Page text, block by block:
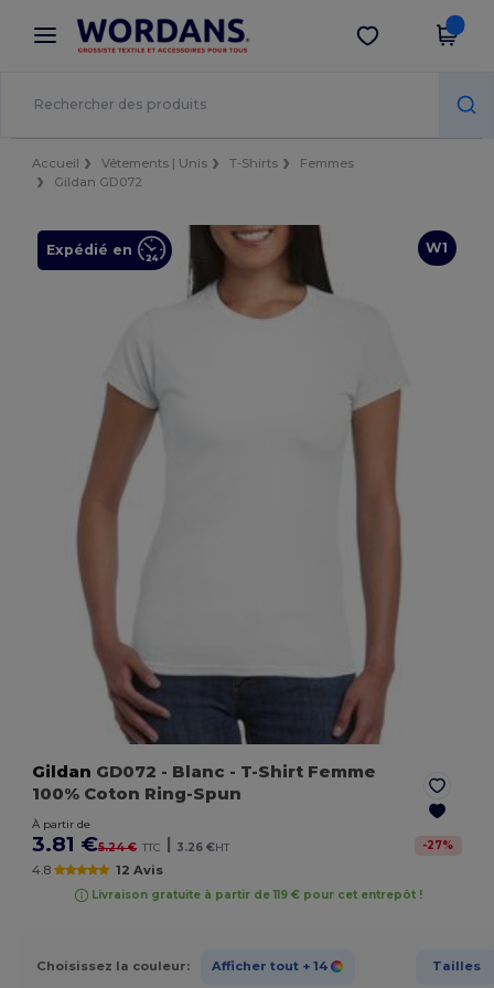
× Appli Wordans
Meilleurs prix sur l’app !
Obtenir l'appli
Accueil Vêtements | Unis T-Shirts
Femmes
Gildan GD072
W1
Expédié en
Gildan GD072 - Blanc - T-Shirt Femme
100% Coton Ring-Spun
À partir de
3.81 €5.24 € TTC | 3.26 €HT -27%
4.8 12 Avis
Livraison gratuite à partir de 119 € pour cet entrepôt !
Choisissez la couleur: Afficher tout + 14 Tailles